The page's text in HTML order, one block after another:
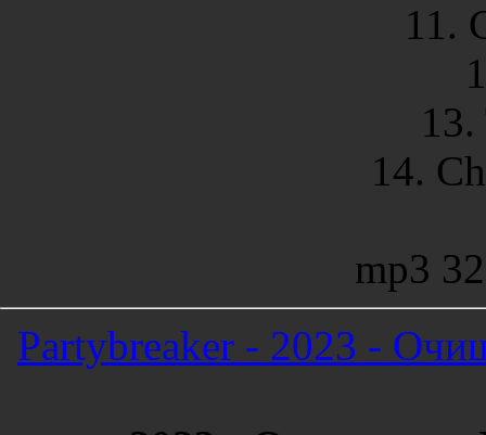
11.
14.
mp3
Partybreaker - 2023 -